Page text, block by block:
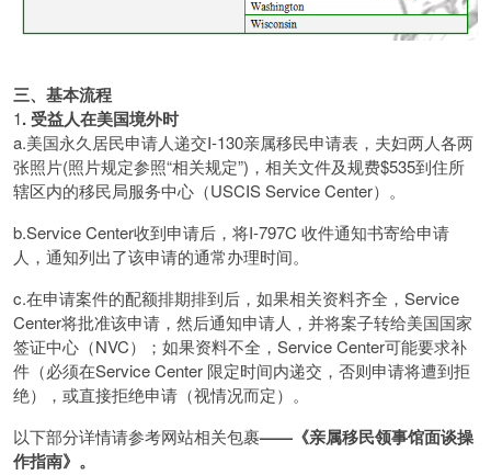
三、基本流程
1. 受益人在美国境外时
a.美国永久居民申请人递交I-130亲属移民申请表，夫妇两人各两
张照片(照片规定参照“相关规定”)，相关文件及规费$535到住所
辖区内的移民局服务中心（USCIS Service Center）。
b.Service Center收到申请后，将I-797C 收件通知书寄给申请
人，通知列出了该申请的通常办理时间。
c.在申请案件的配额排期排到后，如果相关资料齐全，Service
Center将批准该申请，然后通知申请人，并将案子转给美国国家
签证中心（NVC）；如果资料不全，Service Center可能要求补
件（必须在Service Center 限定时间内递交，否则申请将遭到拒
绝），或直接拒绝申请（视情况而定）。
以下部分详情请参考网站相关包裹——《亲属移民领事馆面谈操
作指南》。